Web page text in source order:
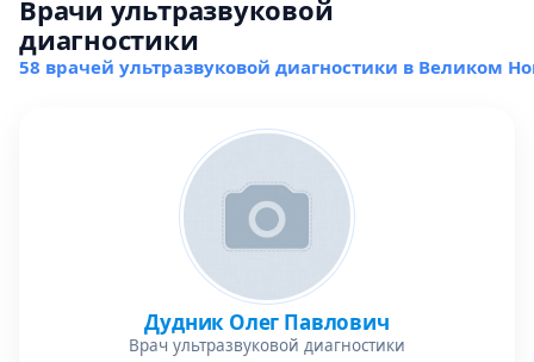
Врачи ультразвуковой
диагностики
58 врачей ультразвуковой диагностики в Великом
Дудник Олег Павлович
Врач ультразвуковой диагностики